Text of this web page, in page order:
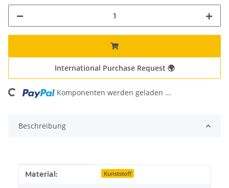
International Purchase Request 🌍
Loading... Komponenten werden geladen ...
Beschreibung
Produkteigenschaft
Wert
Material: Kunststoff